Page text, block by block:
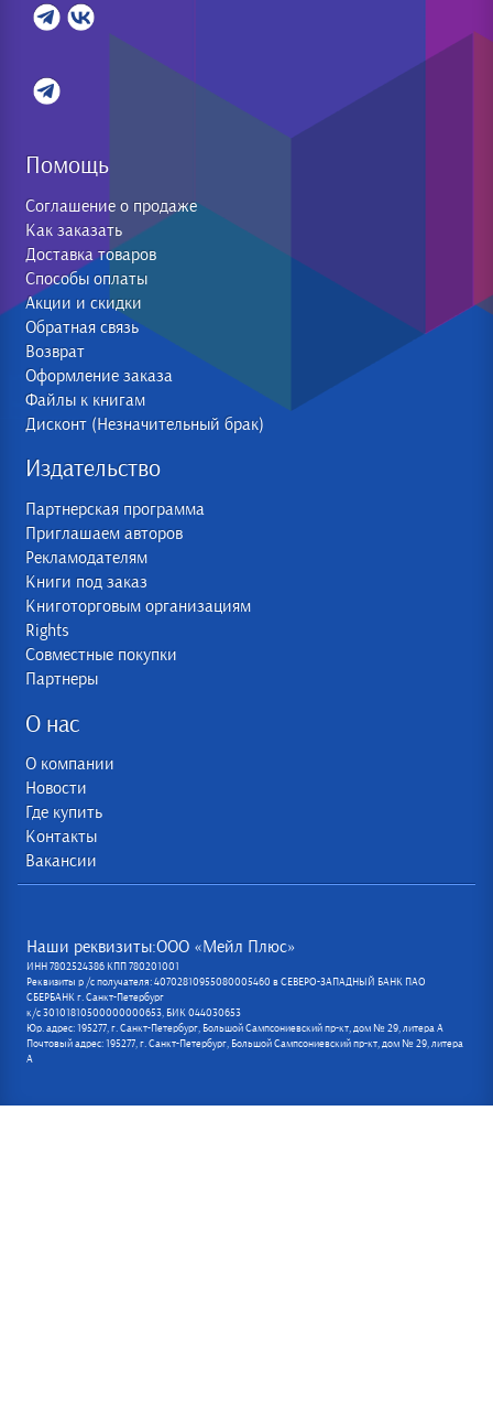
Помощь
Соглашение о продаже
Как заказать
Доставка товаров
Способы оплаты
Акции и скидки
Обратная связь
Возврат
Оформление заказа
Файлы к книгам
Дисконт (Незначительный брак)
Издательство
Партнерская программа
Приглашаем авторов
Рекламодателям
Книги под заказ
Книготорговым организациям
Rights
Совместные покупки
Партнеры
О нас
О компании
Новости
Где купить
Контакты
Вакансии
Наши реквизиты:ООО «Мейл Плюс»
ИНН 7802524386 КПП 780201001
Реквизиты р /с получателя: 40702810955080005460 в СЕВЕРО-ЗАПАДНЫЙ БАНК ПАО
СБЕРБАНК г. Санкт-Петербург
к/с 30101810500000000653, БИК 044030653
Юр. адрес: 195277, г. Санкт-Петербург, Большой Сампсониевский пр-кт, дом № 29, литера А
Почтовый адрес: 195277, г. Санкт-Петербург, Большой Сампсониевский пр-кт, дом № 29, литера
А